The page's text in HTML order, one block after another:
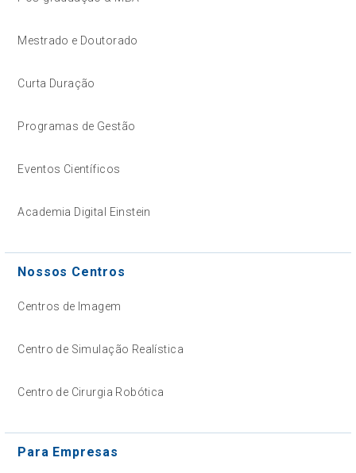
Mestrado e Doutorado
Curta Duração
Programas de Gestão
Eventos Científicos
Academia Digital Einstein
Nossos Centros
Centros de Imagem
Centro de Simulação Realística
Centro de Cirurgia Robótica
Para Empresas